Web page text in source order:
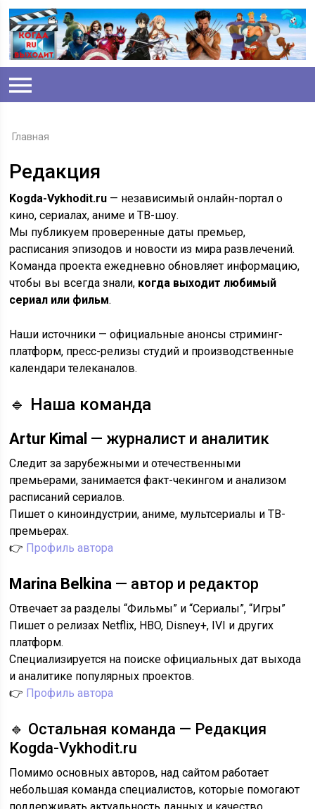
Главная
Редакция
Kogda-Vykhodit.ru — независимый онлайн-портал о
кино, сериалах, аниме и ТВ-шоу.
Мы публикуем проверенные даты премьер,
расписания эпизодов и новости из мира развлечений.
Команда проекта ежедневно обновляет информацию,
чтобы вы всегда знали, когда выходит любимый
сериал или фильм.
Наши источники — официальные анонсы стриминг-
платформ, пресс-релизы студий и производственные
календари телеканалов.
🔹 Наша команда
Artur Kimal — журналист и аналитик
Следит за зарубежными и отечественными
премьерами, занимается факт-чекингом и анализом
расписаний сериалов.
Пишет о киноиндустрии, аниме, мультсериалы и ТВ-
премьерах.
👉 Профиль автора
Marina Belkina — автор и редактор
Отвечает за разделы “Фильмы” и “Сериалы”, “Игры”
Пишет о релизах Netflix, HBO, Disney+, IVI и других
платформ.
Специализируется на поиске официальных дат выхода
и аналитике популярных проектов.
👉 Профиль автора
🔹 Остальная команда — Редакция
Kogda-Vykhodit.ru
Помимо основных авторов, над сайтом работает
небольшая команда специалистов, которые помогают